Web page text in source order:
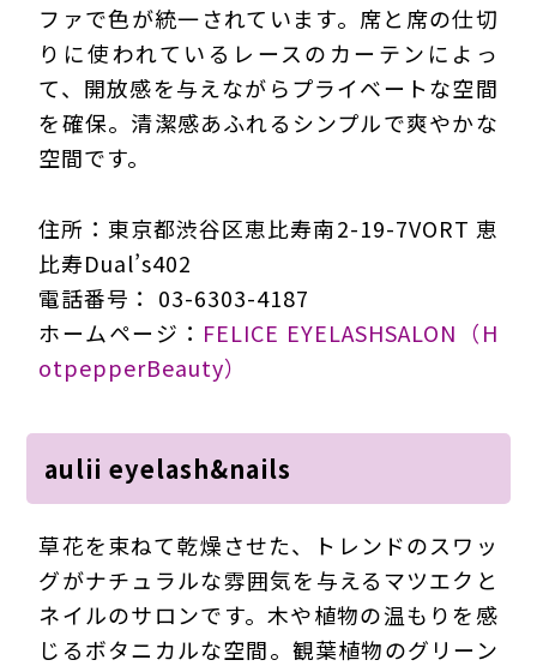
ファで色が統一されています。席と席の仕切
りに使われているレースのカーテンによっ
て、開放感を与えながらプライベートな空間
を確保。清潔感あふれるシンプルで爽やかな
空間です。
住所：東京都渋谷区恵比寿南2-19-7VORT 恵
比寿Dual’s402
電話番号： 03-6303-4187
ホームページ： FELICE EYELASHSALON（H
otpepperBeauty）
aulii eyelash&nails
草花を束ねて乾燥させた、トレンドのスワッ
グがナチュラルな雰囲気を与えるマツエクと
ネイルのサロンです。木や植物の温もりを感
じるボタニカルな空間。観葉植物のグリーン